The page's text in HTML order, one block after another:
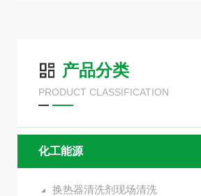
产品分类
PRODUCT CLASSIFICATION
化工能源
换热器清洗剂现场清洗